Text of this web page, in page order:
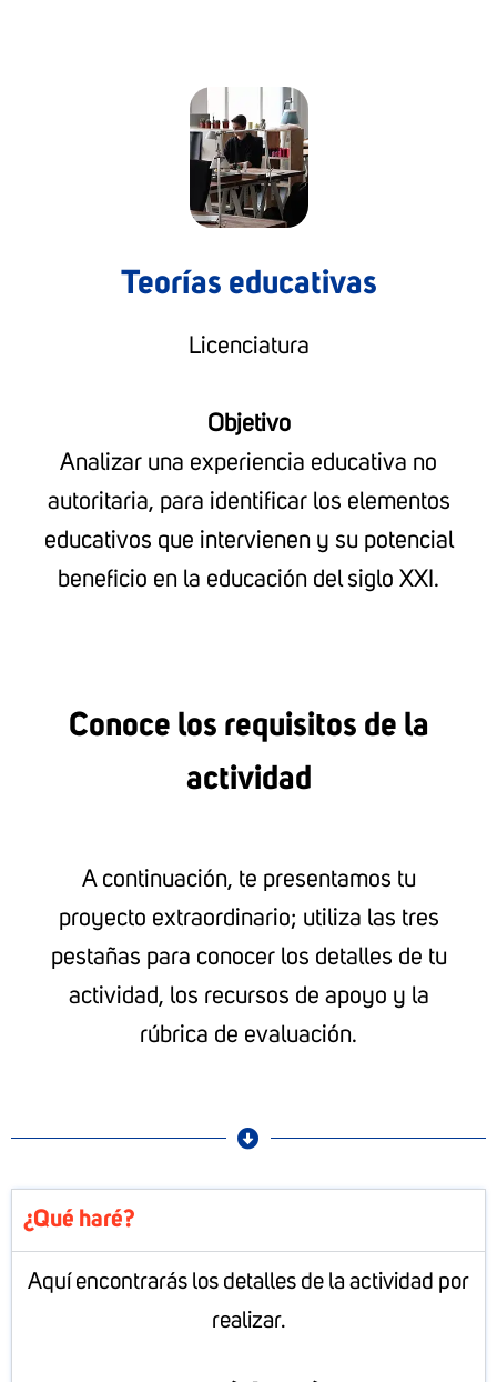
Teorías educativas
Licenciatura
Objetivo
Analizar una experiencia educativa no
autoritaria, para identificar los elementos
educativos que intervienen y su potencial
beneficio en la educación del siglo XXI.
Conoce los requisitos de la
actividad
A continuación, te presentamos tu
proyecto extraordinario; utiliza las tres
pestañas para conocer los detalles de tu
actividad, los recursos de apoyo y la
rúbrica de evaluación.
¿Qué haré?
Aquí encontrarás los detalles de la actividad por
realizar.